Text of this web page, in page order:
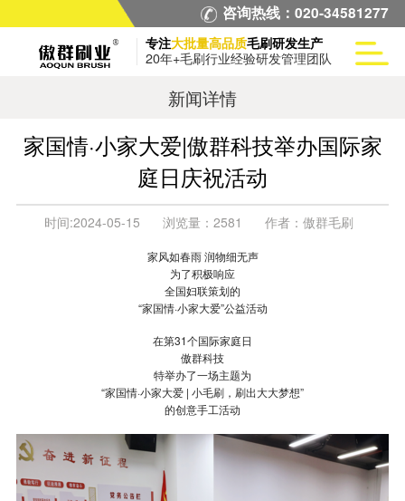
咨询热线：020-34581277
专注大批量高品质毛刷研发生产
20年+毛刷行业经验研发管理团队
新闻详情
家国情·小家大爱|傲群科技举办国际家
庭日庆祝活动
时间:2024-05-15 浏览量： 2581 作者： 傲群毛刷
家风如春雨 润物细无声
为了积极响应
全国妇联策划的
“家国情·小家大爱”公益活动
在第31个国际家庭日
傲群科技
特举办了一场主题为
“家国情·小家大爱 | 小毛刷，刷出大大梦想”
的创意手工活动